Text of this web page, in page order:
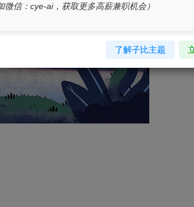
微信：cye-ai，获取更多高薪兼职机会）
了解子比主题